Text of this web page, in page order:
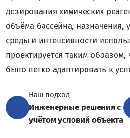
дозирования химических
объёма бассейна,
среды и интенсивности
проектируется таким
было легко адаптировать к
Наш подход
Инженерные решения с
учётом условий объекта